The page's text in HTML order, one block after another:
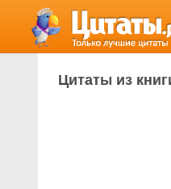
Цитаты из